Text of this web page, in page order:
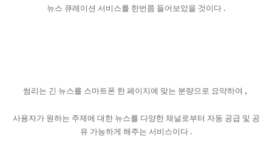
뉴스 큐레이션 서비스를 한번쯤 들어보았을 것이다 .
썸리는 긴 뉴스를 스마트폰 한 페이지에 맞는 분량으로 요약하여 ,
사용자가 원하는 주제에 대한 뉴스를 다양한 채널로부터 자동 공급 및 공
유 가능하게 해주는 서비스이다 .